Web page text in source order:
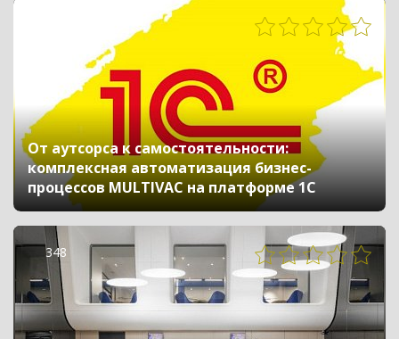
От аутсорса к самостоятельности:
комплексная автоматизация бизнес-
процессов MULTIVAC на платформе 1С
348